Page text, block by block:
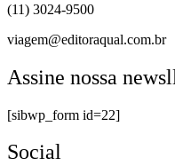
(11) 3024-9500
viagem@editoraqual.com.br
Assine nossa
[sibwp_form id=22]
Social